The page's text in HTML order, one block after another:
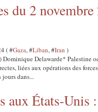
du 2
( #Gaza, #Liban, #Iran )
Dominique Delawarde* Palestine
liées aux opérations des
jours dans...
aux États-Unis